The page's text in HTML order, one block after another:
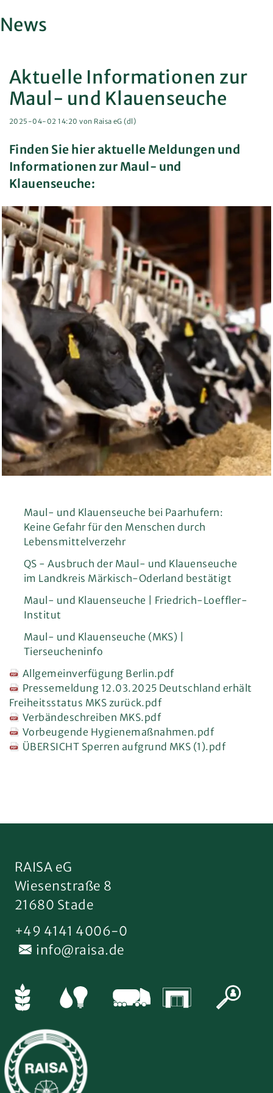
News
Aktuelle Informationen zur
Maul- und Klauenseuche
2025-04-02 14:20 von Raisa eG (dl)
Finden Sie hier aktuelle Meldungen und
Informationen zur Maul- und
Klauenseuche:
Maul- und Klauenseuche bei Paarhufern:
Keine Gefahr für den Menschen durch
Lebensmittelverzehr
QS - Ausbruch der Maul- und Klauenseuche
im Landkreis Märkisch-Oderland bestätigt
Maul- und Klauenseuche | Friedrich-Loeffler-
Institut
Maul- und Klauenseuche (MKS) |
Tierseucheninfo
Allgemeinverfügung Berlin.pdf
Pressemeldung 12.03.2025 Deutschland erhält
Freiheitsstatus MKS zurück.pdf
Verbändeschreiben MKS.pdf
Vorbeugende Hygienemaßnahmen.pdf
ÜBERSICHT Sperren aufgrund MKS (1).pdf
RAISA eG
Wiesenstraße 8
21680 Stade
+49 4141 4006-0
info@raisa.de